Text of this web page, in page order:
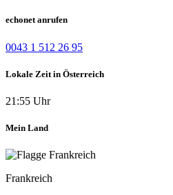
echonet anrufen
0043 1 512 26 95
Lokale Zeit in Österreich
21:55 Uhr
Mein Land
Frankreich